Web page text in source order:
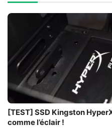
[TEST] SSD Kingston
comme l’éclair !